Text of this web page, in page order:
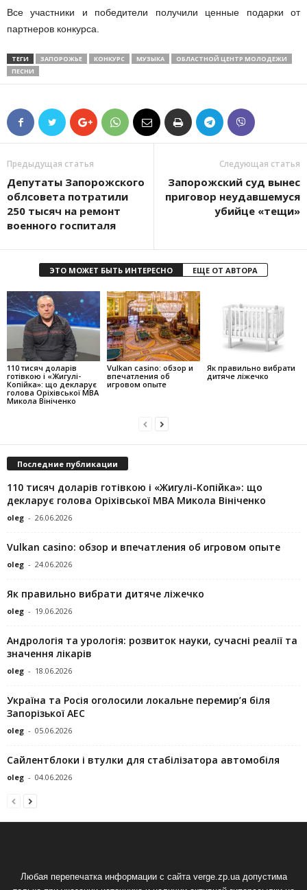
Все участники и победители получили ценные подарки от
партнеров конкурса.
ТЕГИ ЗАПОРОЖЬЕ КОНКУРС МУЗЫКА
ОБЛАСТНОЙ ЦЕНТР МОЛОДЕЖИ
ПЕСНИ
Предыдущая статья
Депутаты Запорожского
облсовета потратили
250 тысяч на ремонт
военного госпиталя
Следующая статья
Запорожский суд вынес
приговор неудавшемуся
убийце «тещи»
ЭТО МОЖЕТ БЫТЬ ИНТЕРЕСНО ЕЩЕ ОТ АВТОРА
110 тисяч доларів
готівкою і «Жигулі-
Копійка»: що декларує
голова Оріхівської МВА
Микола Вініченко
Vulkan casino: обзор и
впечатления об
игровом опыте
Як правильно вибрати
дитяче ліжечко
Последние публикации
110 тисяч доларів готівкою і «Жигулі-Копійка»: що
декларує голова Оріхівської МВА Микола Вініченко
oleg - 26.06.2026
Vulkan casino: обзор и впечатления об игровом опыте
oleg - 24.06.2026
Як правильно вибрати дитяче ліжечко
oleg - 19.06.2026
Андрологія та урологія: розвиток науки, сучасні реалії та
значення лікарів
oleg - 18.06.2026
Україна та Росія оголосили локальне перемир’я біля
Запорізької АЕС
oleg - 05.06.2026
Сайлентблоки і втулки для стабілізатора автомобіля
oleg - 04.06.2026
Любая перепечатка информации с сайта verge.zp.ua допустима